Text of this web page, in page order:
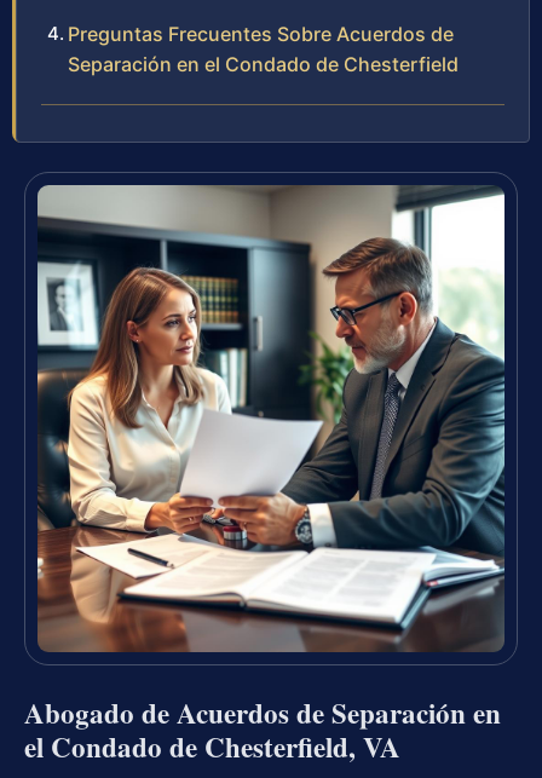
Preguntas Frecuentes Sobre Acuerdos de
Separación en el Condado de Chesterfield
Abogado de Acuerdos de Separación en
el Condado de Chesterfield, VA